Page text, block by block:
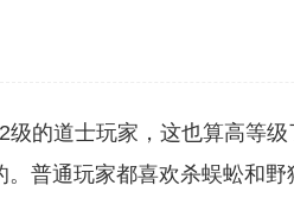
道士玩家，这也算高等级
普通玩家都喜欢杀蜈蚣和